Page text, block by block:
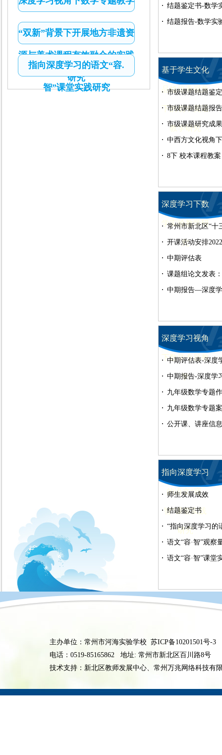
“双新”背景下开展地方非遗资
源与美术课程有效融合的实践
研究
指向深度学习的语文“容.
智”课堂实践研究
发与实施的实践
结题鉴定书-数学
的实践研究
结题报告-数学实
基于学生文化
品格培养视角
下的初中英语
教学研究
市级课题结题鉴
格培养视角下的
市级课题结题报
培养视角下的初
市级课题研究成
培养视角下的初
中西方文化视角
-查雪寒
8下 校本课程教案
深度学习下数
学实验教学研
究
常州市新北区“十
书
开课活动安排
中期评估表
课题组论文发表
中期报告—深度
深度学习视角
下数学专题教
学
中期评估表-深度
中期报告-深度学
九年级数学专题
九年级数学专题
公开课、讲座信
指向深度学习
的语文“容.
智”课堂实践
研究
师生发展成效
结题鉴定书
“指向深度学习的
究”学生调查问卷
语文“容·智”观察
语文“容·智”课堂
主办单位：常州市河海实验学校 苏ICP备10201501号-3
电话：0519-85165862 地址: 常州市新北区百川路8号
技术支持：新北区教师发展中心、常州万兆网络科技